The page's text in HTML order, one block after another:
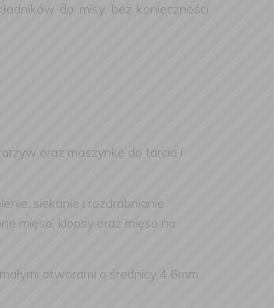
do misy, bez konieczności
oraz maszynkę do tarcia i
siekanie i rozdrabnianie
mięso, klopsy oraz mięso na
otworami o średnicy 4.6mm.